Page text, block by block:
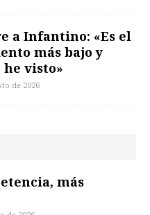
a Infantino: «Es el
más bajo y
he visto»
de 2026
más